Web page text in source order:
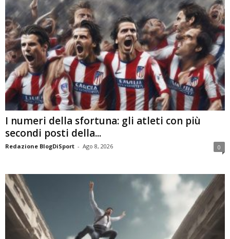
I numeri della sfortuna: gli atleti con più
secondi posti della...
Redazione BlogDiSport - Ago 8, 2026 0